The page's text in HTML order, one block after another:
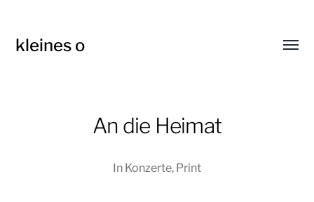
kleines o
Menü
An die Heimat
In Konzerte, Print